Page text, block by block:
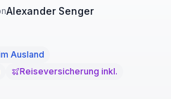
Alexander Senger
Ausland
Reiseversicherung inkl.